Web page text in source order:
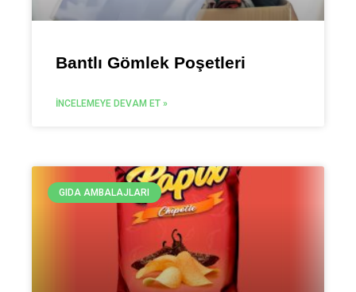
Bantlı Gömlek Poşetleri
İNCELEMEYE DEVAM ET »
GIDA AMBALAJLARI